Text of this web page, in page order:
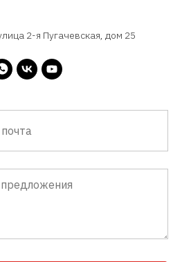
2-я Пугачевская, дом 25